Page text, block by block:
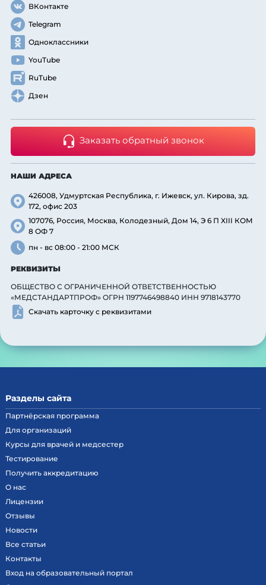
ВКонтакте
Telegram
Одноклассники
YouTube
RuTube
Дзен
Заказать обратный звонок
НАШИ АДРЕСА
426008, Удмуртская Республика, г. Ижевск, ул. Кирова, зд.
172, офис 203
107076, Россия, Москва, Колодезный, Дом 14, Э 6 П XIII КОМ
8 ОФ 7
пн - вс 08:00 - 21:00 МСК
РЕКВИЗИТЫ
ОБЩЕСТВО С ОГРАНИЧЕННОЙ ОТВЕТСТВЕННОСТЬЮ
«МЕДСТАНДАРТПРОФ» ОГРН 1197746498840 ИНН 9718143770
Скачать карточку с реквизитами
Разделы сайта
Партнёрская программа
Для организаций
Курсы для врачей и медсестер
Тестирование
Получить аккредитацию
О нас
Лицензии
Отзывы
Новости
Все статьи
Контакты
Вход на образовательный портал